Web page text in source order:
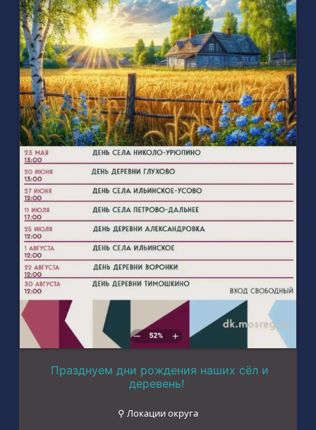
Празднуем дни рождения наших сёл и
деревень!
⚲ Локации округа